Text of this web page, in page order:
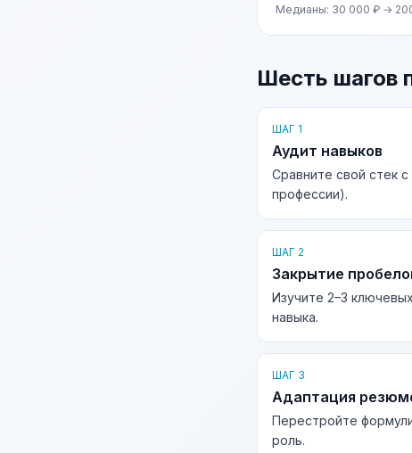
Медианы: 30 000 ₽ →
Шесть шагов
ШАГ 1
Аудит навыков
Сравните свой стек
профессии).
ШАГ 2
Закрытие
Изучите 2–3
навыка.
ШАГ 3
Адаптация
Перестройте
роль.